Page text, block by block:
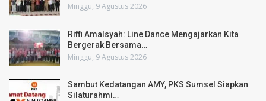
Minggu, 9 Agustus 2026
Riffi Amalsyah: Line Dance Mengajarkan Kita
Bergerak Bersama…
Minggu, 9 Agustus 2026
Sambut Kedatangan AMY, PKS Sumsel Siapkan
Silaturahmi…